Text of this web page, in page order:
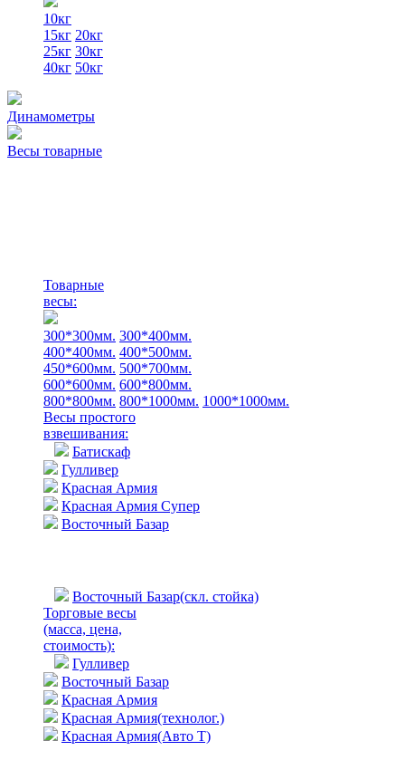
10кг
15кг 20кг
25кг 30кг
40кг 50кг
Динамометры
Весы товарные
Товарные
весы:
300*300мм. 300*400мм.
400*400мм. 400*500мм.
450*600мм. 500*700мм.
600*600мм. 600*800мм.
800*800мм. 800*1000мм. 1000*1000мм.
Весы простого
взвешивания:
Батискаф
Гулливер
Красная Армия
Красная Армия Супер
Восточный Базар
Восточный Базар(скл. стойка)
Торговые весы
(масса, цена,
стоимость):
Гулливер
Восточный Базар
Красная Армия
Красная Армия(технолог.)
Красная Армия(Авто Т)